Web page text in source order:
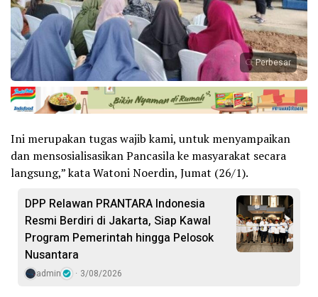
Perbesar
Ini merupakan tugas wajib kami, untuk menyampaikan
dan mensosialisasikan Pancasila ke masyarakat secara
langsung,” kata Watoni Noerdin, Jumat (26/1).
DPP Relawan PRANTARA Indonesia
Resmi Berdiri di Jakarta, Siap Kawal
Program Pemerintah hingga Pelosok
Nusantara
admin 3/08/2026